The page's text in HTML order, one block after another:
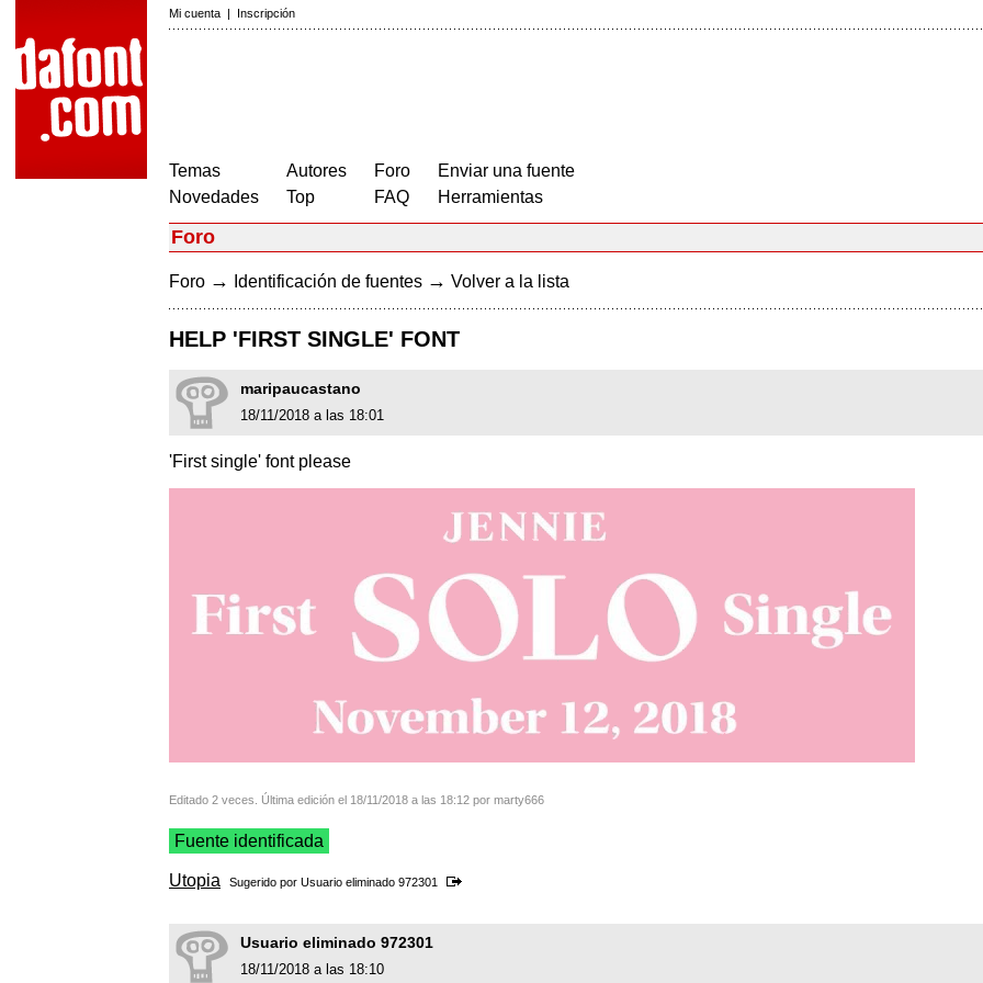
Mi cuenta | Inscripción
Temas
Novedades
Autores
Top
Foro
FAQ
Enviar una fuente
Herramientas
Foro
Foro → Identificación de fuentes → Volver a la lista
HELP 'FIRST SINGLE' FONT
maripaucastano
18/11/2018 a las 18:01
'First single' font please
Editado 2 veces. Última edición el 18/11/2018 a las 18:12 por marty666
Fuente identificada
Utopia Sugerido por Usuario eliminado 972301
Usuario eliminado 972301
18/11/2018 a las 18:10